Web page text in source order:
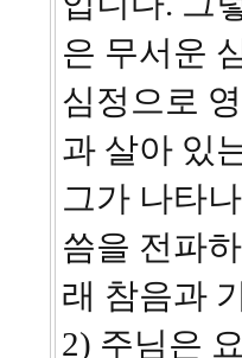
은 무서운
심정으로
과 살아 있
그가 나타
씀을 전파
래 참음과
2) 주님은